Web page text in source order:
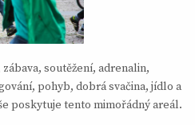
soutěžení, adrenalin,
pohyb, dobrá svačina, jídlo a
poskytuje tento mimořádný areál.